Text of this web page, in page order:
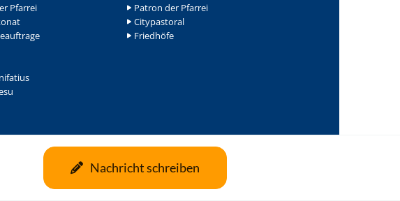
Pfarrei
Patron der Pfarrei
Citypastoral
Friedhöfe
Nachricht schreiben